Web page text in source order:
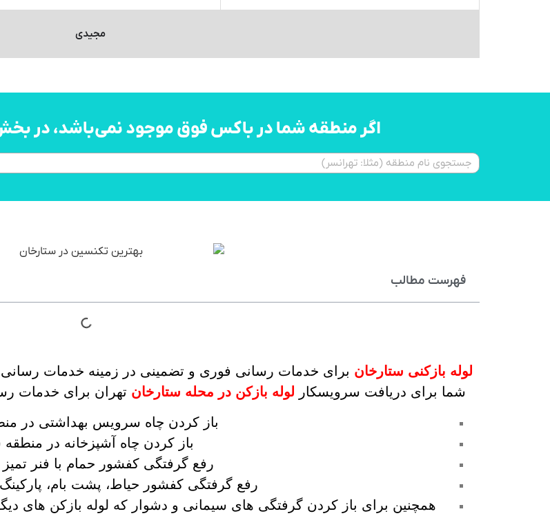
مجیدی
اگر منطقه شما در باکس فوق موجود نمی‌باشد، در
فهرست مطالب
لوله بازکنی ستارخان برای خدمات رسانی فوری و تضمینی در زمینه خدمات
شما برای دریافت سرویسکار لوله بازکن در محله ستارخان تهران برای خدمات
باز کردن چاه سرویس بهداشتی در
باز کردن چاه آشپزخانه در منطقه
رفع گرفتگی کفشور حمام با فنر
رفع گرفتگی کفشور حیاط، پشت بام،
همچنین برای باز کردن گرفتگی های سیمانی و دشوار که لوله بازکن های